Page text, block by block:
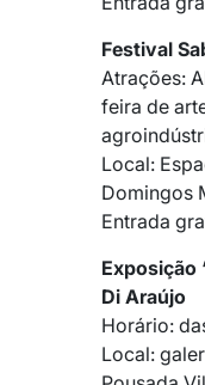
Festival
Atrações:
feira de
Local:
Domingos
Entrada
Exposição
Di Araújo
Horário:
Local: